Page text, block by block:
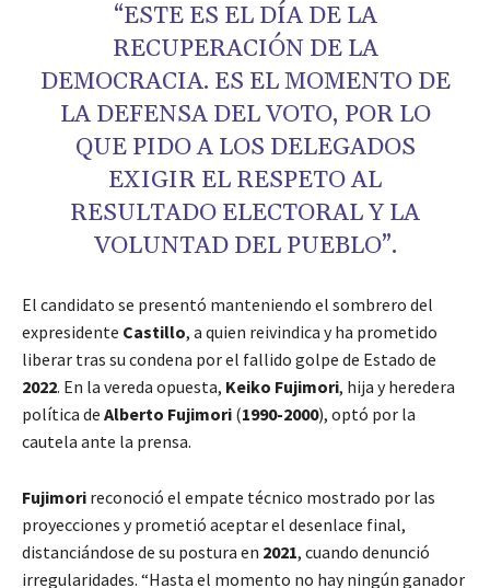
“ESTE ES EL DÍA DE LA
RECUPERACIÓN DE LA
DEMOCRACIA. ES EL MOMENTO DE
LA DEFENSA DEL VOTO, POR LO
QUE PIDO A LOS DELEGADOS
EXIGIR EL RESPETO AL
RESULTADO ELECTORAL Y LA
VOLUNTAD DEL PUEBLO”.
El candidato se presentó manteniendo el sombrero del
expresidente Castillo, a quien reivindica y ha prometido
liberar tras su condena por el fallido golpe de Estado de
2022. En la vereda opuesta, Keiko Fujimori, hija y heredera
política de Alberto Fujimori (1990-2000), optó por la
cautela ante la prensa.
Fujimori reconoció el empate técnico mostrado por las
proyecciones y prometió aceptar el desenlace final,
distanciándose de su postura en 2021, cuando denunció
irregularidades. “Hasta el momento no hay ningún ganador